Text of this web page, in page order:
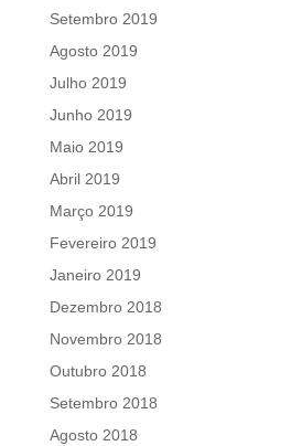
Setembro 2019
Agosto 2019
Julho 2019
Junho 2019
Maio 2019
Abril 2019
Março 2019
Fevereiro 2019
Janeiro 2019
Dezembro 2018
Novembro 2018
Outubro 2018
Setembro 2018
Agosto 2018